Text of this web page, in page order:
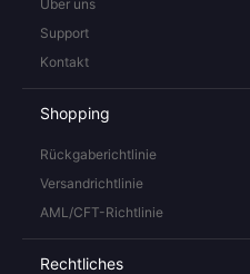
Über uns
Support
Kontakt
Shopping
Rückgaberichtlinie
Versandrichtlinie
AML/CFT-Richtlinie
Rechtliches